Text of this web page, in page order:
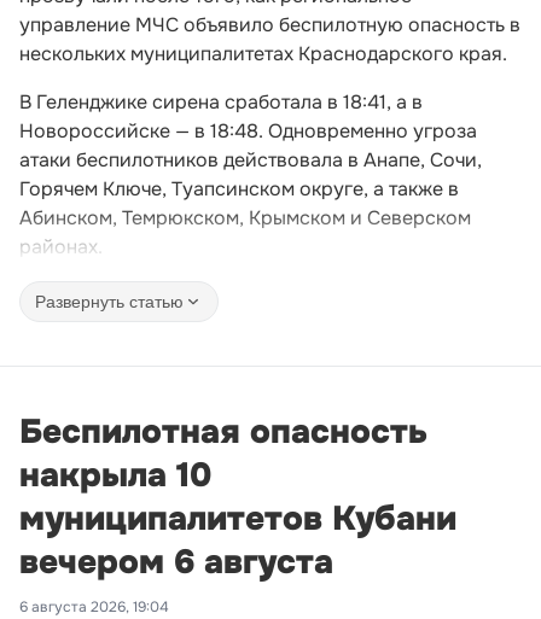
управление МЧС объявило беспилотную опасность в
нескольких муниципалитетах Краснодарского края.
В Геленджике сирена сработала в 18:41, а в
Новороссийске — в 18:48. Одновременно угроза
атаки беспилотников действовала в Анапе, Сочи,
Горячем Ключе, Туапсинском округе, а также в
Абинском, Темрюкском, Крымском и Северском
районах.
Развернуть статью
Беспилотная опасность
накрыла 10
муниципалитетов Кубани
вечером 6 августа
6 августа 2026, 19:04